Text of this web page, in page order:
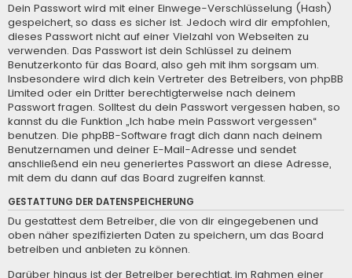
Dein Passwort wird mit einer Einwege-Verschlüsselung (Hash)
gespeichert, so dass es sicher ist. Jedoch wird dir empfohlen,
dieses Passwort nicht auf einer Vielzahl von Webseiten zu
verwenden. Das Passwort ist dein Schlüssel zu deinem
Benutzerkonto für das Board, also geh mit ihm sorgsam um.
Insbesondere wird dich kein Vertreter des Betreibers, von phpBB
Limited oder ein Dritter berechtigterweise nach deinem
Passwort fragen. Solltest du dein Passwort vergessen haben, so
kannst du die Funktion „Ich habe mein Passwort vergessen“
benutzen. Die phpBB-Software fragt dich dann nach deinem
Benutzernamen und deiner E-Mail-Adresse und sendet
anschließend ein neu generiertes Passwort an diese Adresse,
mit dem du dann auf das Board zugreifen kannst.
GESTATTUNG DER DATENSPEICHERUNG
Du gestattest dem Betreiber, die von dir eingegebenen und
oben näher spezifizierten Daten zu speichern, um das Board
betreiben und anbieten zu können.
Darüber hinaus ist der Betreiber berechtigt, im Rahmen einer